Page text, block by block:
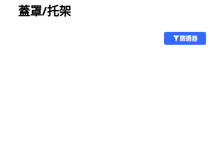
蓋罩/托架
篩選器